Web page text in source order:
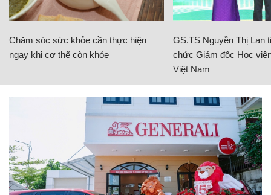
Chăm sóc sức khỏe cần thực hiện
ngay khi cơ thể còn khỏe
GS.TS Nguyễn Thị Lan
chức Giám đốc Học
Việt Nam